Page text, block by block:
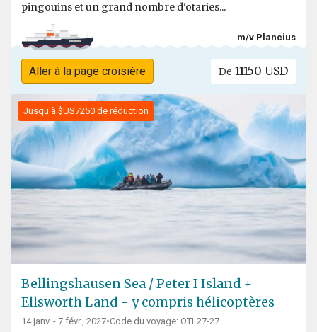
pingouins et un grand nombre d'otaries...
m/v Plancius
Aller à la page croisière De 11150 USD
Jusqu'à $US7250 de réduction
Bellingshausen Sea / Peter I Island +
Ellsworth Land - y compris hélicoptères
14 janv. - 7 févr., 2027•Code du voyage: OTL27-27